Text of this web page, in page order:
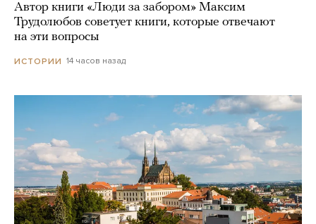
Автор книги «Люди за забором» Максим
Трудолюбов советует книги, которые отвечают
на эти вопросы
ИСТОРИИ 14 часов назад